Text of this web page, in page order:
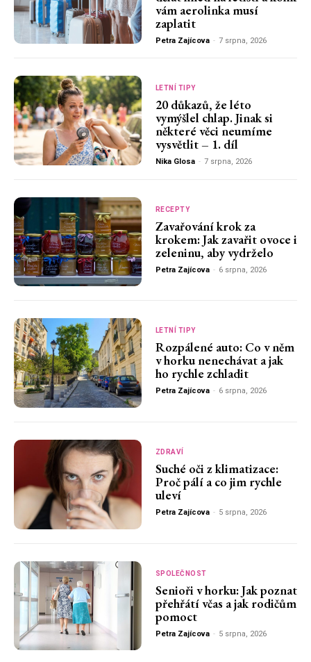
vám aerolinka musí
zaplatit
Petra Zajícova - 7 srpna, 2026
LETNÍ TIPY
20 důkazů, že léto
vymýšlel chlap. Jinak si
některé věci neumíme
vysvětlit – 1. díl
Nika Glosa - 7 srpna, 2026
RECEPTY
Zavařování krok za
krokem: Jak zavařit ovoce i
zeleninu, aby vydrželo
Petra Zajícova - 6 srpna, 2026
LETNÍ TIPY
Rozpálené auto: Co v něm
v horku nenechávat a jak
ho rychle zchladit
Petra Zajícova - 6 srpna, 2026
ZDRAVÍ
Suché oči z klimatizace:
Proč pálí a co jim rychle
uleví
Petra Zajícova - 5 srpna, 2026
SPOLEČNOST
Senioři v horku: Jak poznat
přehřátí včas a jak rodičům
pomoct
Petra Zajícova - 5 srpna, 2026